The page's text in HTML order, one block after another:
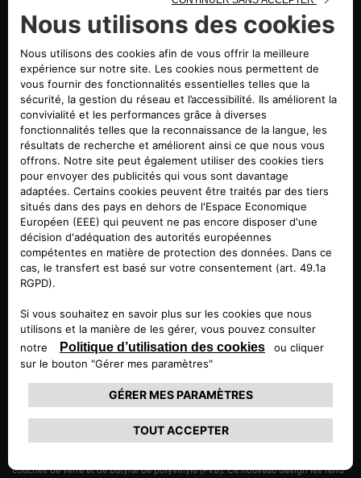
PRENEZ UN RENDEZ-VOUS EN LIGNE
LA FABRICATION DE VOTRE PARE-
BRISE
couches de verre et de butyral de polyvinyle (PVB). Ce nouveau design les rend